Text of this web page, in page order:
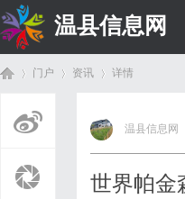
温县信息网
门户 资讯
›
详情
温县信息网
世界帕金